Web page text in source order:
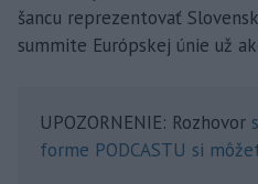
šancu reprezentovať
summite Európskej únie už
UPOZORNENIE: Rozhovor
forme PODCASTU si